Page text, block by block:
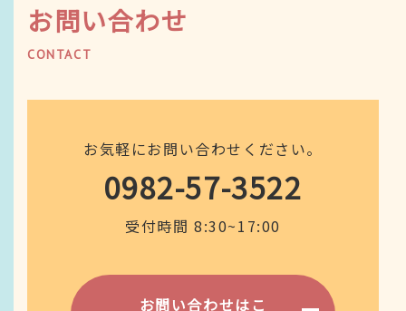
お問い合わせ
CONTACT
お気軽にお問い合わせください。
0982-57-3522
受付時間 8:30~17:00
お問い合わせはこ